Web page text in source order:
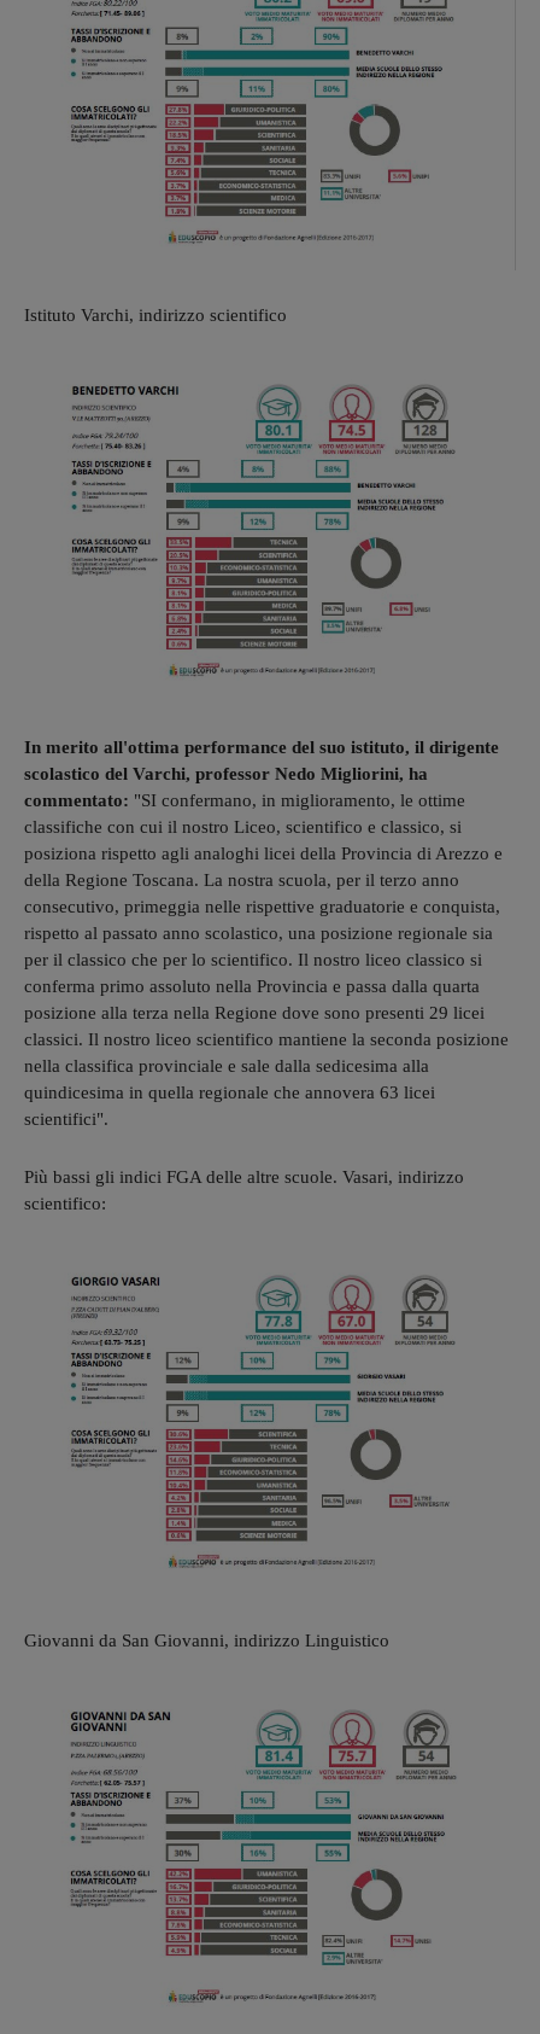
Istituto Varchi, indirizzo scientifico
In merito all'ottima performance del suo istituto, il dirigente
scolastico del Varchi, professor Nedo Migliorini, ha
commentato: "SI confermano, in miglioramento, le ottime
classifiche con cui il nostro Liceo, scientifico e classico, si
posiziona rispetto agli analoghi licei della Provincia di Arezzo e
della Regione Toscana. La nostra scuola, per il terzo anno
consecutivo, primeggia nelle rispettive graduatorie e conquista,
rispetto al passato anno scolastico, una posizione regionale sia
per il classico che per lo scientifico. Il nostro liceo classico si
conferma primo assoluto nella Provincia e passa dalla quarta
posizione alla terza nella Regione dove sono presenti 29 licei
classici. Il nostro liceo scientifico mantiene la seconda posizione
nella classifica provinciale e sale dalla sedicesima alla
quindicesima in quella regionale che annovera 63 licei
scientifici".
Più bassi gli indici FGA delle altre scuole. Vasari, indirizzo
scientifico:
Giovanni da San Giovanni, indirizzo Linguistico